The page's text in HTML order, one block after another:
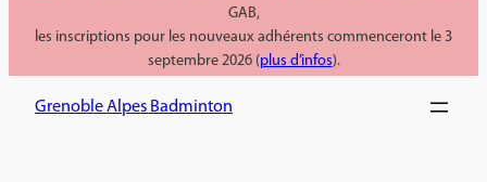
GAB,
les inscriptions pour les nouveaux adhérents commenceront le 3
septembre 2026 (plus d’infos).
Grenoble Alpes Badminton